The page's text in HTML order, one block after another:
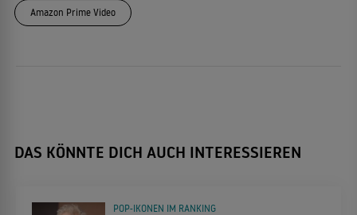
Amazon Prime Video
DAS KÖNNTE DICH AUCH INTERESSIEREN
POP-IKONEN IM RANKING